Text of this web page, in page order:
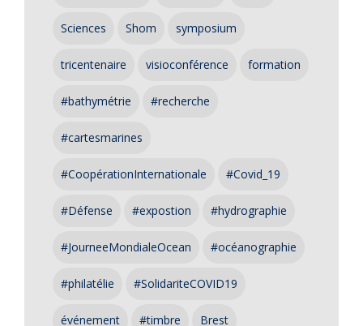
Sciences Shom symposium
tricentenaire visioconférence formation
#bathymétrie #recherche
#cartesmarines
#CoopérationInternationale #Covid_19
#Défense #expostion #hydrographie
#JourneeMondialeOcean #océanographie
#philatélie #SolidariteCOVID19
événement #timbre Brest